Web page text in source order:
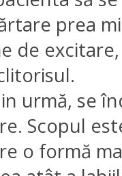
prea
de
urmă, se
Scopul
o formă